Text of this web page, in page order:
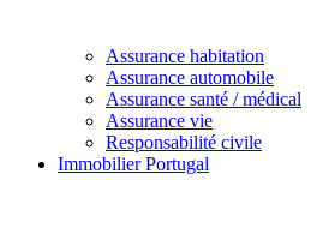
Assurance habitation
Assurance automobile
Assurance santé / médical
Assurance vie
Responsabilité civile
Immobilier Portugal